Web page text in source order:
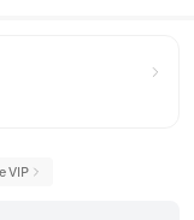
VIP